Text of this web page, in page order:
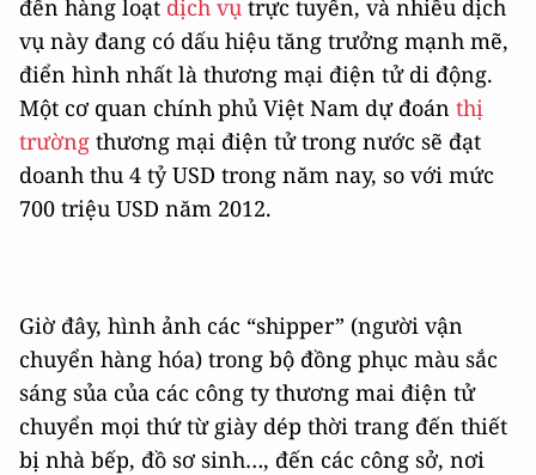
đến hàng loạt dịch vụ trực tuyến, và nhiều dịch
vụ này đang có dấu hiệu tăng trưởng mạnh mẽ,
điển hình nhất là thương mại điện tử di động.
Một cơ quan chính phủ Việt Nam dự đoán thị
trường thương mại điện tử trong nước sẽ đạt
doanh thu 4 tỷ USD trong năm nay, so với mức
700 triệu USD năm 2012.
Giờ đây, hình ảnh các “shipper” (người vận
chuyển hàng hóa) trong bộ đồng phục màu sắc
sáng sủa của các công ty thương mai điện tử
chuyển mọi thứ từ giày dép thời trang đến thiết
bị nhà bếp, đồ sơ sinh…, đến các công sở, nơi